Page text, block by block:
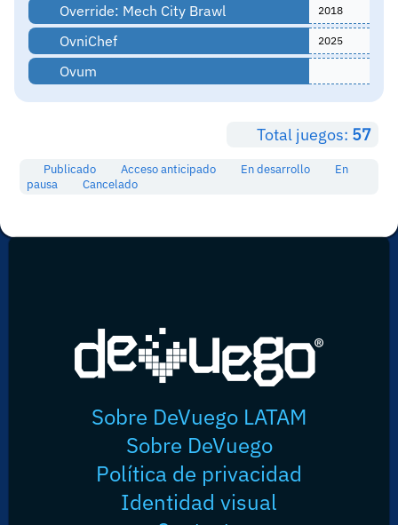
Override: Mech City Brawl 2018
OvniChef 2025
Ovum
Total juegos: 57
Publicado Acceso anticipado En desarrollo
En
pausa
Cancelado
Sobre DeVuego LATAM
Sobre DeVuego
Política de privacidad
Identidad visual